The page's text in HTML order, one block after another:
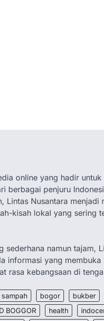
online yang hadir
berbagai penjuru
Lintas Nusantara menjadi
kisah lokal yang sering
sederhana namun tajam,
informasi yang
rasa kebangsaan di
bogor bukber
BOGGOR health